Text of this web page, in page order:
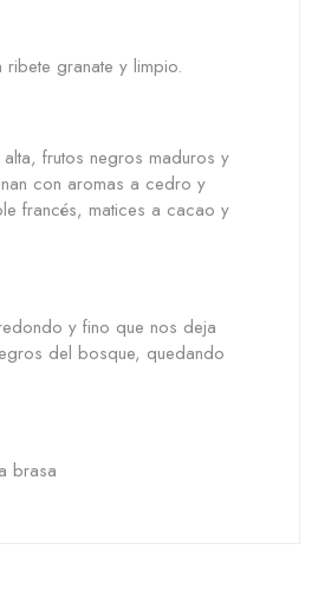
granate y limpio.
frutos negros maduros y
con aromas a cedro y
francés, matices a cacao y
y fino que nos deja
del bosque, quedando
brasa